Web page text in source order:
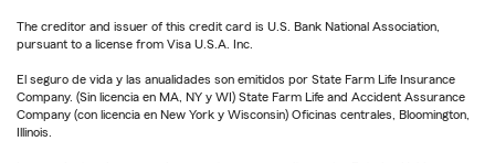
The creditor and issuer of this credit card is U.S. Bank National Association,
pursuant to a license from Visa U.S.A. Inc.
El seguro de vida y las anualidades son emitidos por State Farm Life Insurance
Company. (Sin licencia en MA, NY y WI) State Farm Life and Accident Assurance
Company (con licencia en New York y Wisconsin) Oficinas centrales, Bloomington,
Illinois.